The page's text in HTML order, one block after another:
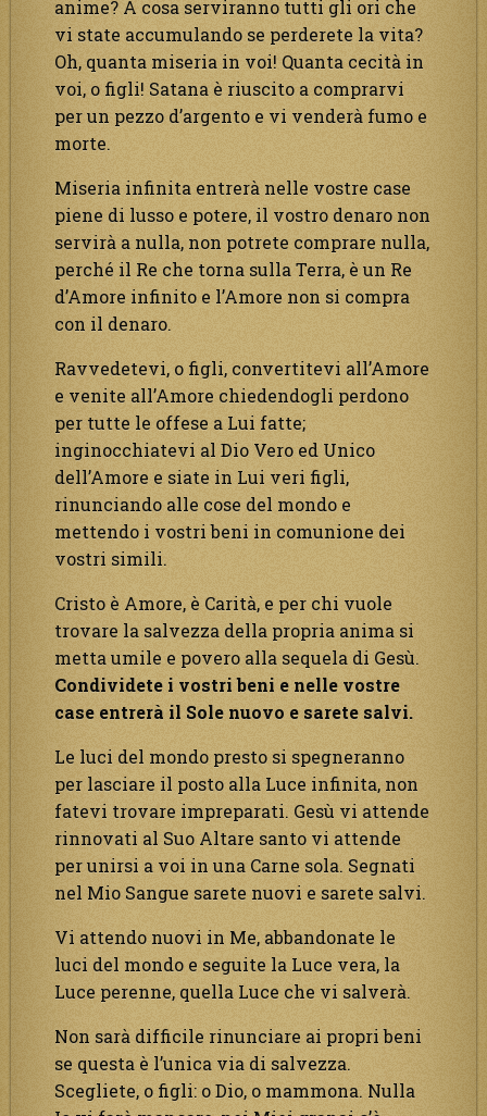
anime? A cosa serviranno tutti gli ori che
vi state accumulando se perderete la vita?
Oh, quanta miseria in voi! Quanta cecità in
voi, o figli! Satana è riuscito a comprarvi
per un pezzo d’argento e vi venderà fumo e
morte.
Miseria infinita entrerà nelle vostre case
piene di lusso e potere, il vostro denaro non
servirà a nulla, non potrete comprare nulla,
perché il Re che torna sulla Terra, è un Re
d’Amore infinito e l’Amore non si compra
con il denaro.
Ravvedetevi, o figli, convertitevi all’Amore
e venite all’Amore chiedendogli perdono
per tutte le offese a Lui fatte;
inginocchiatevi al Dio Vero ed Unico
dell’Amore e siate in Lui veri figli,
rinunciando alle cose del mondo e
mettendo i vostri beni in comunione dei
vostri simili.
Cristo è Amore, è Carità, e per chi vuole
trovare la salvezza della propria anima si
metta umile e povero alla sequela di Gesù.
Condividete i vostri beni e nelle vostre
case entrerà il Sole nuovo e sarete salvi.
Le luci del mondo presto si spegneranno
per lasciare il posto alla Luce infinita, non
fatevi trovare impreparati. Gesù vi attende
rinnovati al Suo Altare santo vi attende
per unirsi a voi in una Carne sola. Segnati
nel Mio Sangue sarete nuovi e sarete salvi.
Vi attendo nuovi in Me, abbandonate le
luci del mondo e seguite la Luce vera, la
Luce perenne, quella Luce che vi salverà.
Non sarà difficile rinunciare ai propri beni
se questa è l’unica via di salvezza.
Scegliete, o figli: o Dio, o mammona. Nulla